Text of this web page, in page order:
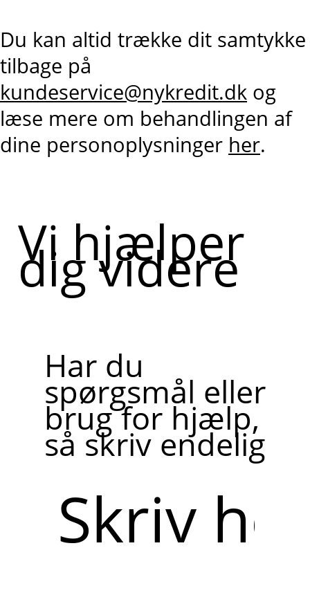
Du kan altid trække dit samtykke
tilbage på
kundeservice@nykredit.dk og
læse mere om behandlingen af
dine personoplysninger her.
Vi hjælper
dig videre
Har du
spørgsmål eller
brug for hjælp,
så skriv endelig
her